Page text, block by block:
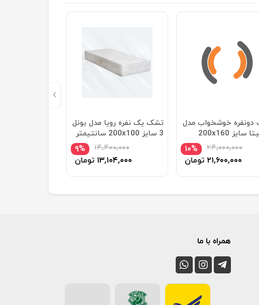
تشک یک نفره رویا مدل بونل
3 سایز 200x100 سانتیمتر
۹% ۱۴,۴۰۰,۰۰۰
۱۳,۱۰۴,۰۰۰ تومان
خوشخواب مدل
آناهیتا سایز 200x160
متر
۱۰% ۲۴,۰۰۰,۰۰۰
۲۱,۶۰۰,۰۰۰ تومان
همراه با ما